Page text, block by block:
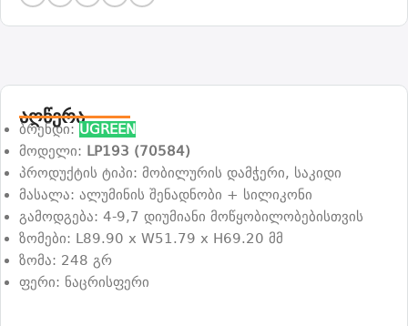
აღწერა
ბრენდი: UGREEN
მოდელი: LP193 (70584)
პროდუქტის ტიპი: მობილურის დამჭერი, საკიდი
მასალა: ალუმინის შენადნობი + სილიკონი
გამოდგება: 4-9,7 დიუმიანი მოწყობილობებისთვის
ზომები: L89.90 x W51.79 x H69.20 მმ
ზომა: 248 გრ
ფერი: ნაცრისფერი